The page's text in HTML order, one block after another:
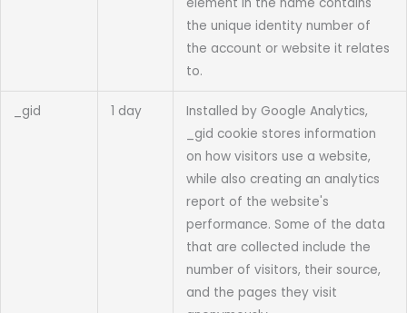
the unique identity number of
the account or website it relates
to.
_gid 1 day
Installed by Google Analytics,
_gid cookie stores information
on how visitors use a website,
while also creating an analytics
report of the website's
performance. Some of the data
that are collected include the
number of visitors, their source,
and the pages they visit